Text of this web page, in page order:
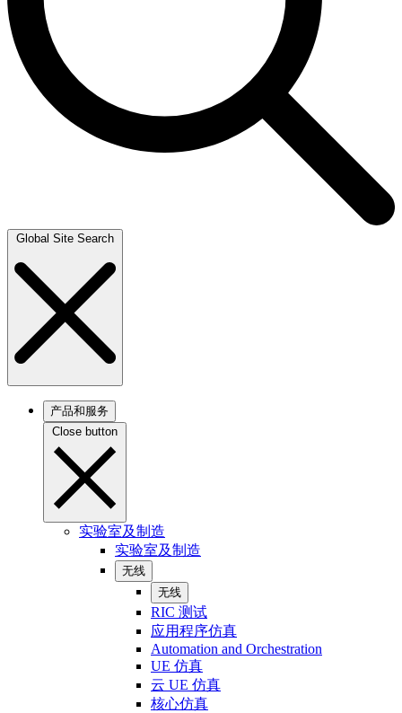
Global Site Search
产品和服务
Close button
实验室及制造
实验室及制造
无线
无线
RIC 测试
应用程序仿真
Automation and Orchestration
UE 仿真
云 UE 仿真
核心仿真